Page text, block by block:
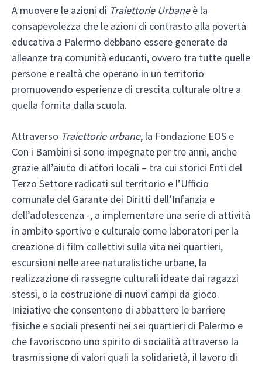
A muovere le azioni di Traiettorie Urbaneè la
consapevolezza che le azioni di contrasto alla povertà
educativa a Palermo debbano essere generate da
alleanze tra comunità educanti, ovvero tra tutte quelle
persone e realtà che operano in un territorio
promuovendo esperienze di crescita culturale oltre a
quella fornita dalla scuola.
Attraverso Traiettorie urbane, la Fondazione EOS e
Con i Bambini si sono impegnate per tre anni, anche
grazie all’aiuto di attori locali – tra cui storici Enti del
Terzo Settore radicati sul territorio e l’Ufficio
comunale del Garante dei Diritti dell’Infanzia e
dell’adolescenza -, a implementare una serie di attività
in ambito sportivo e culturale come laboratori per la
creazione di film collettivi sulla vita nei quartieri,
escursioni nelle aree naturalistiche urbane, la
realizzazione di rassegne culturali ideate dai ragazzi
stessi, o la costruzione di nuovi campi da gioco.
Iniziative che consentono di abbattere le barriere
fisiche e sociali presenti nei sei quartieri di Palermo e
che favoriscono uno spirito di socialità attraverso la
trasmissione di valori quali la solidarietà, il lavoro di